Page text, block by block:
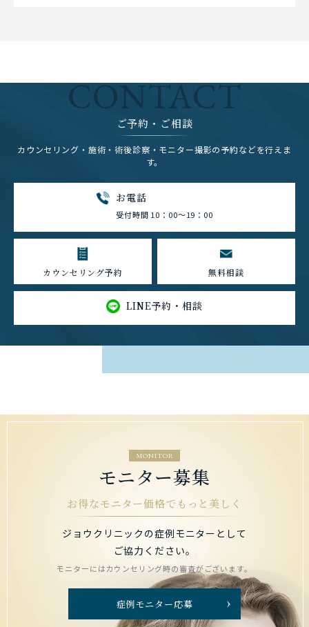
CONTACT
ご予約・ご相談
カウンセリング・施術・術後診察・モニター撮影の予約などを行えま
す。
お電話
受付時間 10：00～19：00
カウンセリング予約 無料相談
LINE予約・相談
MONITOR
モニター募集
お得なモニター価格でもっと美しく
ジョウクリニックの症例モニターとして
ご協力ください。
モニターにはカウンセリング時の審査がございます。
症例モニター応募